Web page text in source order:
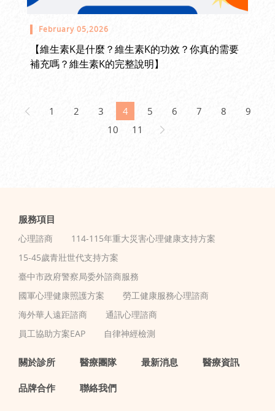
February 05,2026
【維生素K是什麼？維生素K的功效？你真的需要
補充嗎？維生素K的完整說明】
1 2 3 4 5 6 7 8
9
10
11
服務項目
心理諮商
114-115年重大災害心理健康支持方案
15-45歲青壯世代支持方案
臺中市政府警察局委外諮商服務
國軍心理健康照護方案
勞工健康服務心理諮商
海外華人遠距諮商
通訊心理諮商
員工協助方案EAP
自律神經檢測
關於診所 醫療團隊 最新消息 醫療資訊
品牌合作 聯絡我們